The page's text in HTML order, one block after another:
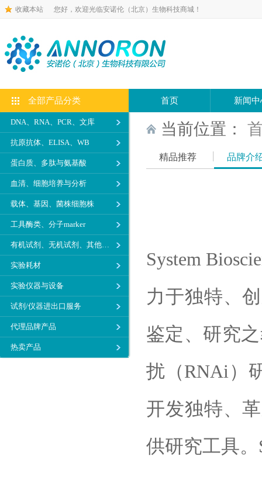
收藏本站 您好，欢迎光临安诺伦（北京）生物科技商城！
全部产品分类
DNA、RNA、PCR、文库
抗原抗体、ELISA、WB
蛋白质、多肽与氨基酸
血清、细胞培养与分析
载体、基因、菌株细胞株
工具酶类、分子marker
有机试剂、无机试剂、其他生化试剂
实验耗材
实验仪器与设备
试剂/仪器进出口服务
代理品牌产品
热卖产品
首页 新闻中
当前位置：
精品推荐 品牌介
System
力于独特、
鉴定、研究
扰（RNAi）
开发独特、
供研究工具